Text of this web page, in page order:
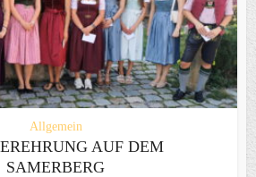
Allgemein
AUF DEM
SAMERBERG